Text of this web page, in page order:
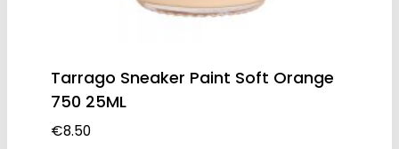
Tarrago Sneaker Paint Soft Orange
750 25ML
€8.50